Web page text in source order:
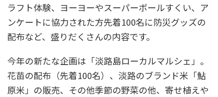
ラフト体験、ヨーヨーやスーパーボールすくい、ア
ンケートに協力された方先着100名に防災グッズの
配布など、盛りだくさんの内容です。
今年の新たな企画は「淡路島ローカルマルシェ」。
花苗の配布（先着100名）、淡路のブランド米「鮎
原米」の販売、その他季節の野菜の他、寄せ植えや